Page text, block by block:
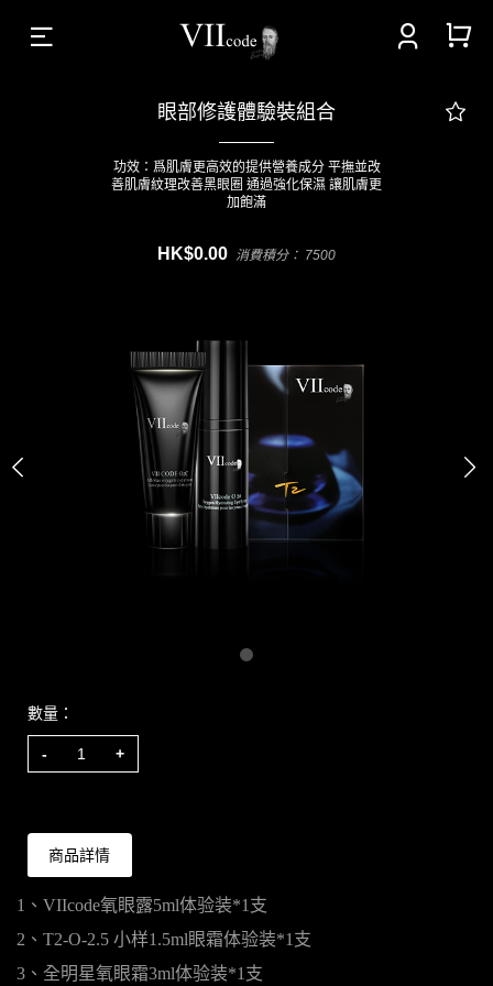
  
眼部修護體驗裝組合
功效：爲肌膚更高效的提供營養成分 平撫並改
善肌膚紋理改善黑眼圈 通過強化保濕 讓肌膚更
加飽滿
HK$0.00 消費積分： 7500
數量：
- +
商品詳情
1、VIIcode氧眼露5ml体验装*1支
2、T2-O-2.5 小样1.5ml眼霜体验装*1支
3、全明星氧眼霜3ml体验装*1支